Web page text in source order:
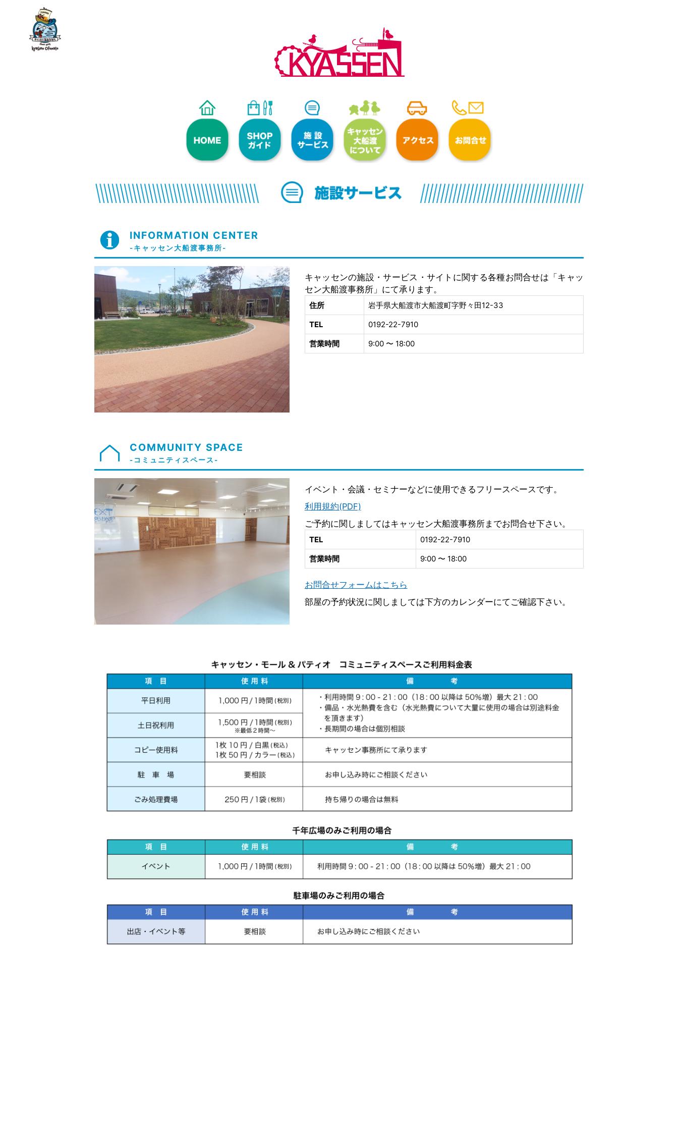
INFORMATION CENTER
-キャッセン大船渡事務所-
キャッセンの施設・サービス・サイトに関する各種お問合せは「キャッ
セン大船渡事務所」にて承ります。
住所
岩手県大船渡市大船渡町字野々田12-33
TEL
0192-22-7910
営業時間
9:00 〜 18:00
COMMUNITY SPACE
-コミュニティスペース-
イベント・会議・セミナーなどに使用できるフリースペースです。
利用規約(PDF)
ご予約に関しましてはキャッセン大船渡事務所までお問合せ下さい。
TEL
0192-22-7910
営業時間
9:00 〜 18:00
お問合せフォームはこちら
部屋の予約状況に関しましては下方のカレンダーにてご確認下さい。